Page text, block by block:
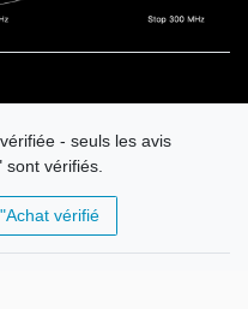
- seuls les avis
vérifiés.
vérifié